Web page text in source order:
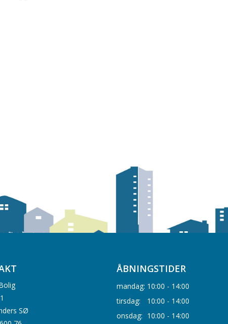
SØ
ÅBNINGSTIDER
mandag: 10:00 - 14:00
tirsdag:
10:00 - 14:00
onsdag: 10:00 - 14:00